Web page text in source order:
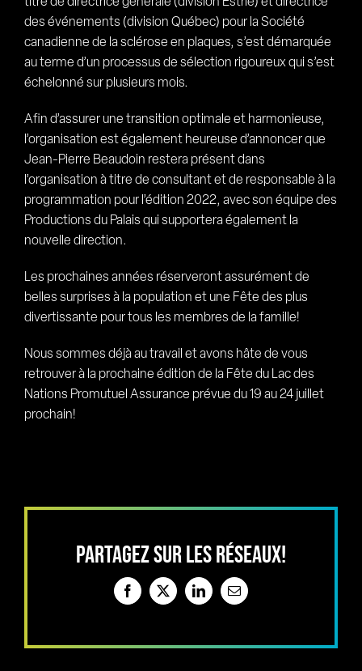
des événements (division Québec) pour la Société
canadienne de la sclérose en plaques, s’est démarquée
au terme d’un processus de sélection rigoureux qui s’est
échelonné sur plusieurs mois.
Afin d’assurer une transition optimale et harmonieuse,
l’organisation est également heureuse d’annoncer que
Jean-Pierre Beaudoin restera présent dans
l’organisation à titre de consultant et de responsable à la
programmation pour l’édition 2022, avec son équipe des
Productions du Palais qui supportera également la
nouvelle direction.
Les prochaines années réserveront assurément de
belles surprises à la population et une Fête des plus
divertissante pour tous les membres de la famille!
Nous sommes déjà au travail et avons hâte de vous
retrouver à la prochaine édition de la Fête du Lac des
Nations Promutuel Assurance prévue du 19 au 24 juillet
prochain!
PARTAGEZ SUR LES RÉSEAUX!
Facebook
X LinkedInEmail